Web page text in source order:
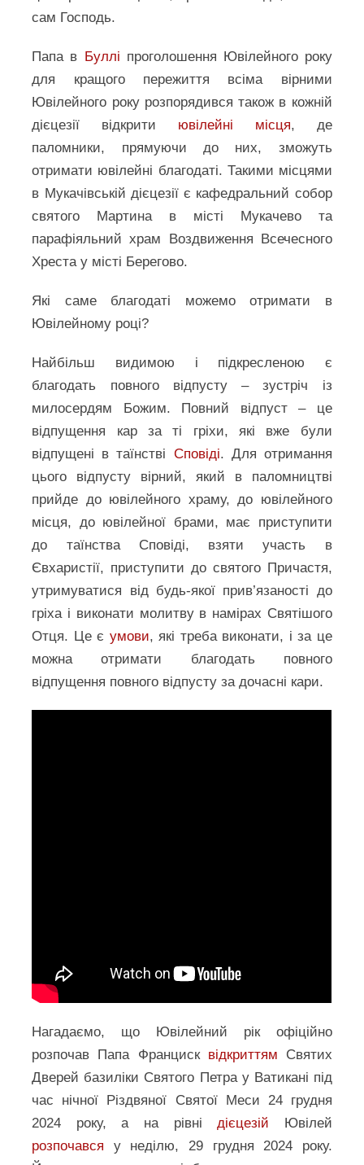
сам Господь.
Папа в Буллі проголошення Ювілейного року
для кращого пережиття всіма вірними
Ювілейного року розпорядився також в кожній
дієцезії відкрити ювілейні місця, де
паломники, прямуючи до них, зможуть
отримати ювілейні благодаті. Такими місцями
в Мукачівській дієцезії є кафедральний собор
святого Мартина в місті Мукачево та
парафіяльний храм Воздвиження Всечесного
Хреста у місті Берегово.
Які саме благодаті можемо отримати в
Ювілейному році?
Найбільш видимою і підкресленою є
благодать повного відпусту – зустріч із
милосердям Божим. Повний відпуст – це
відпущення кар за ті гріхи, які вже були
відпущені в таїнстві Сповіді. Для отримання
цього відпусту вірний, який в паломництві
прийде до ювілейного храму, до ювілейного
місця, до ювілейної брами, має приступити
до таїнства Сповіді, взяти участь в
Євхаристії, приступити до святого Причастя,
утримуватися від будь-якої прив’язаності до
гріха і виконати молитву в намірах Святішого
Отця. Це є умови, які треба виконати, і за це
можна отримати благодать повного
відпущення повного відпусту за дочасні кари.
Нагадаємо, що Ювілейний рік офіційно
розпочав Папа Франциск відкриттям Святих
Дверей базиліки Святого Петра у Ватикані під
час нічної Різдвяної Святої Меси 24 грудня
2024 року, а на рівні дієцезій Ювілей
розпочався у неділю, 29 грудня 2024 року.